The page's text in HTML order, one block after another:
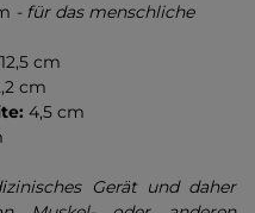
- für das menschliche
cm
cm
4,5 cm
Gerät und daher